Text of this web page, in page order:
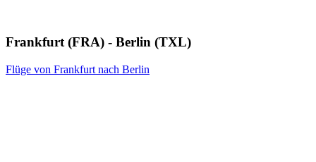
Frankfurt (FRA) - Berlin (TXL)
Flüge von Frankfurt nach Berlin